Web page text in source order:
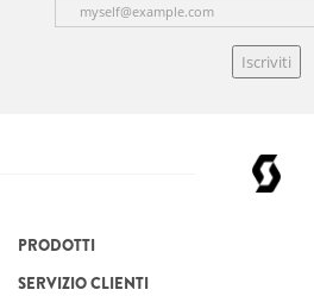
Iscriviti
PRODOTTI
SERVIZIO CLIENTI